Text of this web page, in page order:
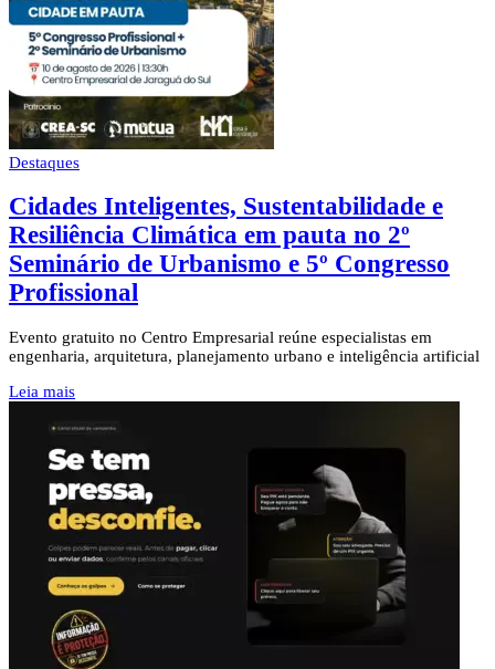
Destaques
Cidades Inteligentes, Sustentabilidade e
Resiliência Climática em pauta no 2º
Seminário de Urbanismo e 5º Congresso
Profissional
Evento gratuito no Centro Empresarial reúne especialistas em
engenharia, arquitetura, planejamento urbano e inteligência artificial
Leia mais